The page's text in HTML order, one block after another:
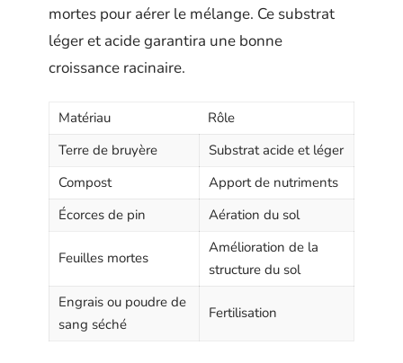
mortes pour aérer le mélange. Ce substrat
léger et acide garantira une bonne
croissance racinaire.
Matériau
Rôle
Terre de bruyère
Substrat acide et léger
Compost
Apport de nutriments
Écorces de pin
Aération du sol
Feuilles mortes
Amélioration de la
structure du sol
Engrais ou poudre de
sang séché
Fertilisation